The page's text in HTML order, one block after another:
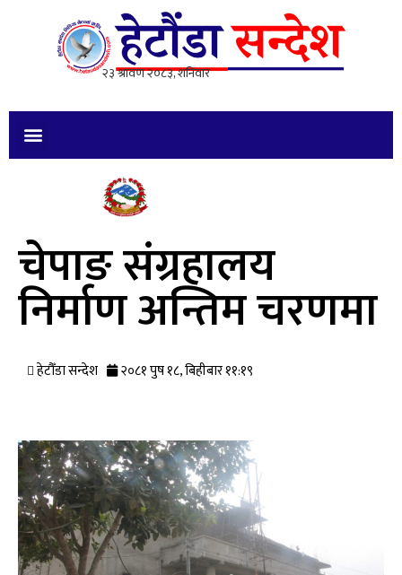
चेपाङ संग्रहालय
निर्माण अन्तिम चरणमा
हेटौँडा सन्देश २०८१ पुष १८, बिहीबार ११:१९